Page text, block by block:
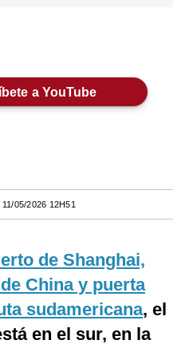
a YouTube
05/2026 12H51
de Shanghai,
China y puerta
sudamericana, el
en el sur, en la